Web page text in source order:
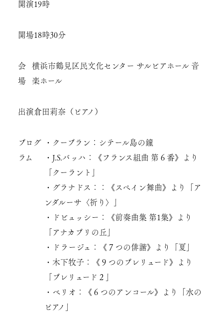
開演19時
開場18時30分
会
場
横浜市鶴見区民文化センター サルビアホール 音
楽ホール
出演倉田莉奈（ピアノ）
プログ
ラム
・クープラン：シテール島の鐘
・J.S.バッハ：《フランス組曲 第６番》より
「クーラント」
・グラナドス：：《スペイン舞曲》より「ア
ンダルーサ〈祈り〉」
・ドビュッシー：《前奏曲集 第1集》より
「アナカプリの丘」
・ドラージュ：《７つの俳諧》より「夏」
・木下牧子：《９つのプレリュード》より
「プレリュード２」
・ベリオ：《６つのアンコール》より「水の
ピアノ」